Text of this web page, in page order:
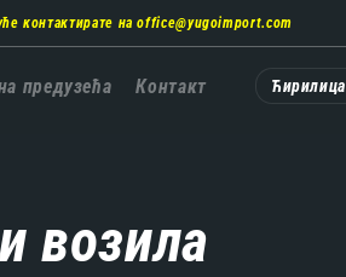
контактирате наoffice@yugoimport.com
предузећа Контакт Ћирилица
возила